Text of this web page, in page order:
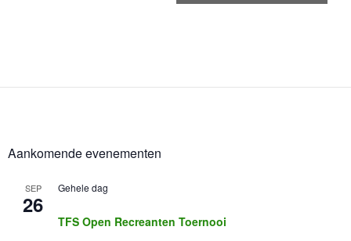
e
a
i
g
Aankomende evenementen
SEP
26
Gehele dag
TFS Open Recreanten Toernooi